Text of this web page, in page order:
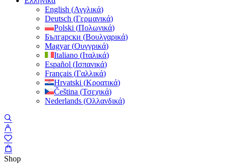
English (Αγγλικά)
Deutsch (Γερμανικά)
Polski (Πολωνικά)
Български (Βουλγαρικά)
Magyar(Ουγγρικά)
Italiano (Ιταλικά)
Español (Ισπανικά)
Français (Γαλλικά)
Hrvatski (Κροατικά)
Čeština (Τσεχικά)
Nederlands (Ολλανδικά)
Shop